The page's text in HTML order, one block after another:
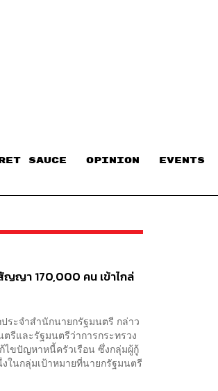
SAUCE​ OPINION EVENTS
ญา 170,000 คน เข้าไกล่
ระจำสำนักนายกรัฐมนตรี กล่าว
รีและรัฐมนตรีว่าการกระทรวง
ไขปัญหาหนี้ครัวเรือน ซึ่งกลุ่มผู้กู้
ในกลุ่มเป้าหมายที่นายกรัฐมนตรี